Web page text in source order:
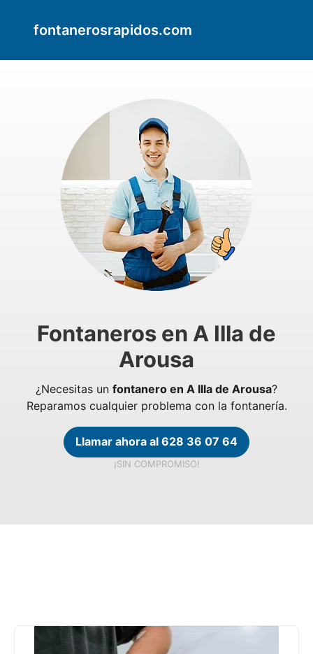
fontanerosrapidos.com
Fontaneros en A Illa de
Arousa
¿Necesitas un fontanero en A Illa de Arousa?
Reparamos cualquier problema con la fontanería.
Llamar ahora al 628 36 07 64
¡SIN COMPROMISO!